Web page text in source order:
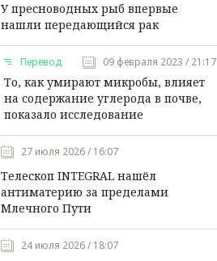
У пресноводных рыб впервые
нашли передающийся рак
Перевод 09 февраля 2023 / 21:17
То, как умирают микробы, влияет
на содержание углерода в почве,
показало исследование
27 июля 2026 / 16:07
Телескоп INTEGRAL нашёл
антиматерию за пределами
Млечного Пути
24 июля 2026 / 18:07